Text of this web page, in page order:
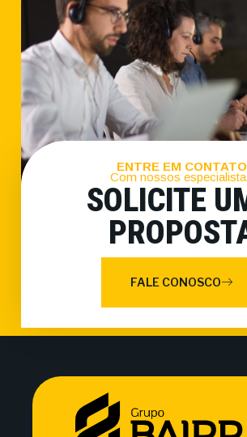
ENTRE EM CONTATO
Com nossos
SOLICITE
FALE CONOSCO